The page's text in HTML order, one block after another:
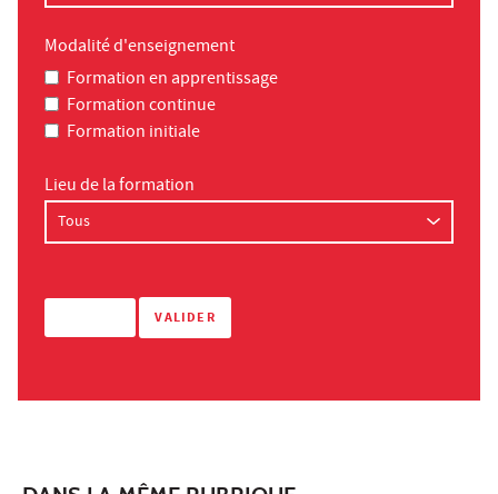
Modalité d'enseignement
Formation en apprentissage
Formation continue
Formation initiale
Lieu de la formation